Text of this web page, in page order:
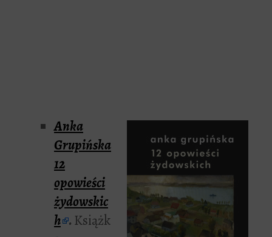
Anka
Grupińska
12
opowieści
żydowskic
h .Książk